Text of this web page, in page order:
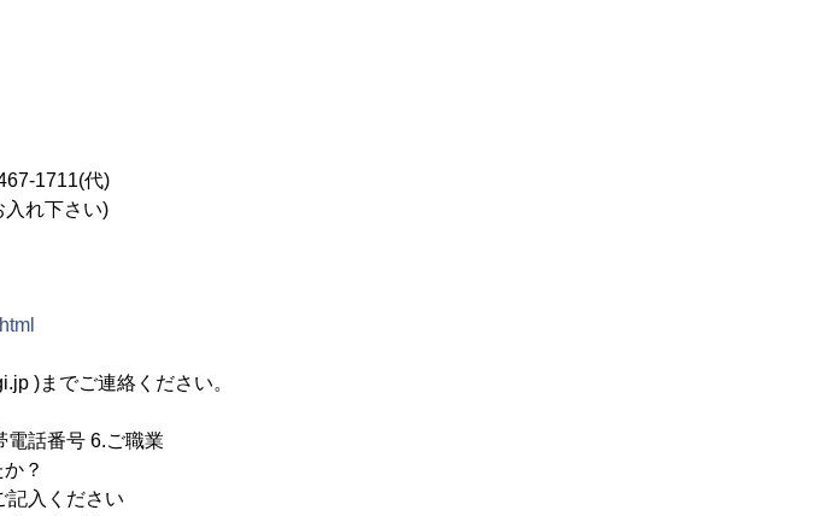
1711(代)
れ下さい)
)までご連絡ください。
電話番号 6.ご職業
？
入ください